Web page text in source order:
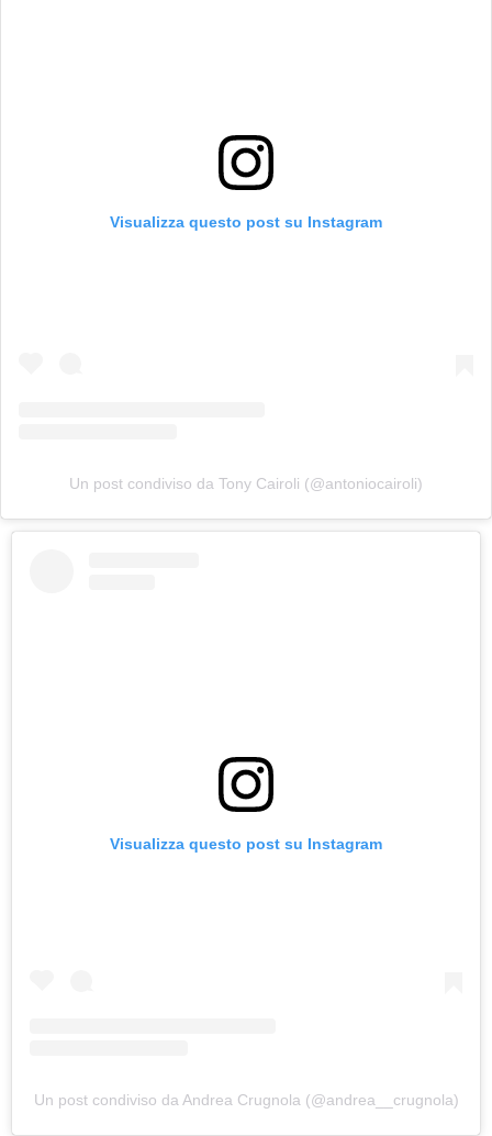
Visualizza questo post su Instagram
Un post condiviso da Tony Cairoli (@antoniocairoli)
Visualizza questo post su Instagram
Un post condiviso da Andrea Crugnola (@andrea__crugnola)